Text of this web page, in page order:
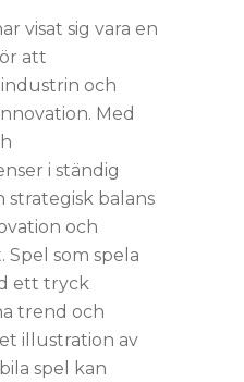
visat sig vara en
att
och
Med
i ständig
strategisk balans
och
som spela
ett tryck
trend och
illustration av
spel kan